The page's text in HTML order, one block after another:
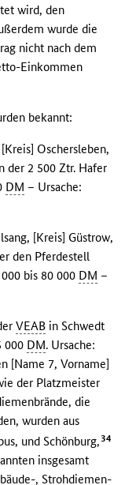
wird, den
wurde die
nicht nach dem
Einkommen
bekannt:
Oschersleben,
der 2 500 Ztr. Hafer
DM – Ursache:
[Kreis] Güstrow,
den Pferdestell
bis 80 000 DM –
VEAB in Schwedt
000 DM. Ursache:
[Name 7, Vorname]
der Platzmeister
die
wurden aus
und Schönburg, 34
insgesamt
, Strohdiemen-